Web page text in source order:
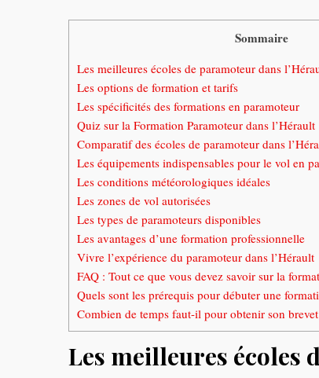
Sommaire
Les meilleures écoles de paramoteur dans
Les options de formation et tarifs
Les spécificités des formations en paramoteur
Quiz sur la Formation Paramoteur dans l’Hérault
Comparatif des écoles de paramoteur dans
Les équipements indispensables pour le vol en
Les conditions météorologiques idéales
Les zones de vol autorisées
Les types de paramoteurs disponibles
Les avantages d’une formation professionnelle
Vivre l’expérience du paramoteur dans l’Hérault
FAQ : Tout ce que vous devez savoir sur la
Quels sont les prérequis pour débuter une
Combien de temps faut-il pour obtenir son
Les meilleures écoles